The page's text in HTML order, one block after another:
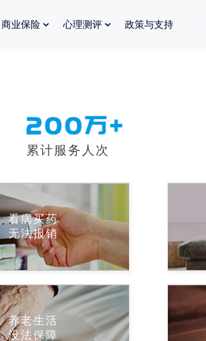
商业保险 心理测评 政策与支持
累计服务人次
看病买药
无法报销
养老生活
没法保障